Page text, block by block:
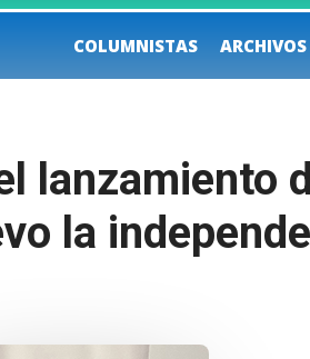
COLUMNISTAS ARCHIVOS
lanzamiento
la